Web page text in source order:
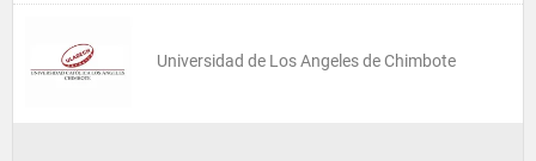
Universidad de Los Angeles de Chimbote